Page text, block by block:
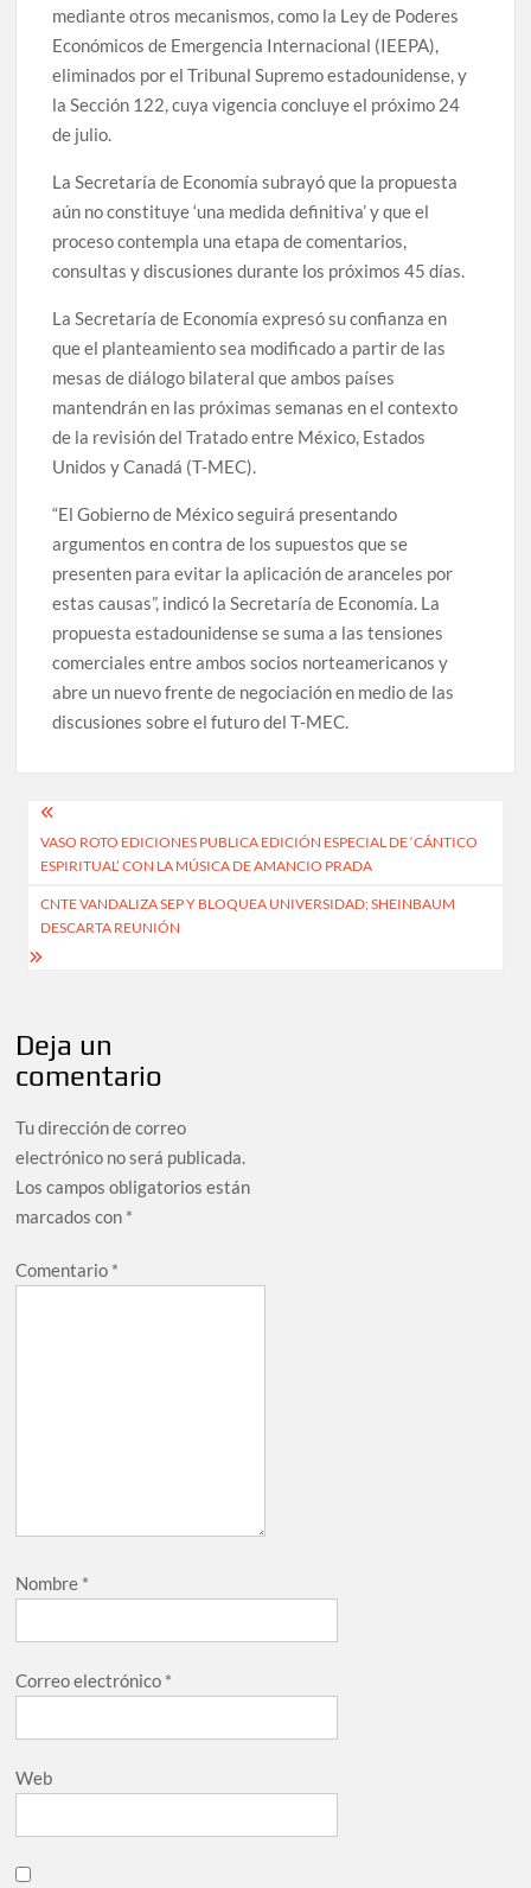
mediante otros mecanismos, como la Ley de Poderes
Económicos de Emergencia Internacional (IEEPA),
eliminados por el Tribunal Supremo estadounidense, y
la Sección 122, cuya vigencia concluye el próximo 24
de julio.
La Secretaría de Economía subrayó que la propuesta
aún no constituye ‘una medida definitiva’ y que el
proceso contempla una etapa de comentarios,
consultas y discusiones durante los próximos 45 días.
La Secretaría de Economía expresó su confianza en
que el planteamiento sea modificado a partir de las
mesas de diálogo bilateral que ambos países
mantendrán en las próximas semanas en el contexto
de la revisión del Tratado entre México, Estados
Unidos y Canadá (T-MEC).
“El Gobierno de México seguirá presentando
argumentos en contra de los supuestos que se
presenten para evitar la aplicación de aranceles por
estas causas”, indicó la Secretaría de Economía. La
propuesta estadounidense se suma a las tensiones
comerciales entre ambos socios norteamericanos y
abre un nuevo frente de negociación en medio de las
discusiones sobre el futuro del T-MEC.
Navegación
de
entradas
VASO ROTO EDICIONES PUBLICA EDICIÓN ESPECIAL DE ‘CÁNTICO
ESPIRITUAL’ CON LA MÚSICA DE AMANCIO PRADA
CNTE VANDALIZA SEP Y BLOQUEA UNIVERSIDAD; SHEINBAUM
DESCARTA REUNIÓN
Deja un
comentario
Tu dirección de correo
electrónico no será publicada.
Los campos obligatorios están
marcados con *
Comentario *
Nombre *
Correo electrónico *
Web